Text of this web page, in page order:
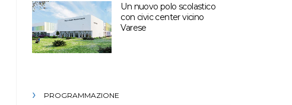
Un nuovo polo scolastico
con civic center vicino
Varese
PROGRAMMAZIONE